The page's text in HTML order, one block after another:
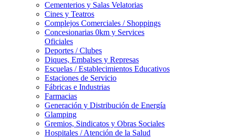
Cementerios y Salas Velatorias
Cines y Teatros
Complejos Comerciales / Shoppings
Concesionarias 0km y Services
Oficiales
Deportes / Clubes
Diques, Embalses y Represas
Escuelas / Establecimientos Educativos
Estaciones de Servicio
Fábricas e Industrias
Farmacias
Generación y Distribución de Energía
Glamping
Gremios, Sindicatos y Obras Sociales
Hospitales / Atención de la Salud